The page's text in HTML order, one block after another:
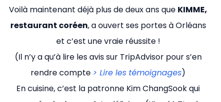
Voilà maintenant déjà plus de deux ans que KIMME,
restaurant coréen, a ouvert ses portes à Orléans
et c’est une vraie réussite !
(Il n’y a qu’à lire les avis sur TripAdvisor pour s’en
rendre compte > Lire les témoignages)
En cuisine, c’est la patronne Kim ChangSook qui